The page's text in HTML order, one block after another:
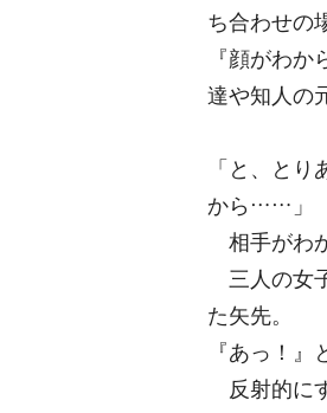
ち合わせの
『顔がわ
達や知人の
「と、と
から……」
相手がわ
三人の女
た矢先。
『あっ！』
反射的に